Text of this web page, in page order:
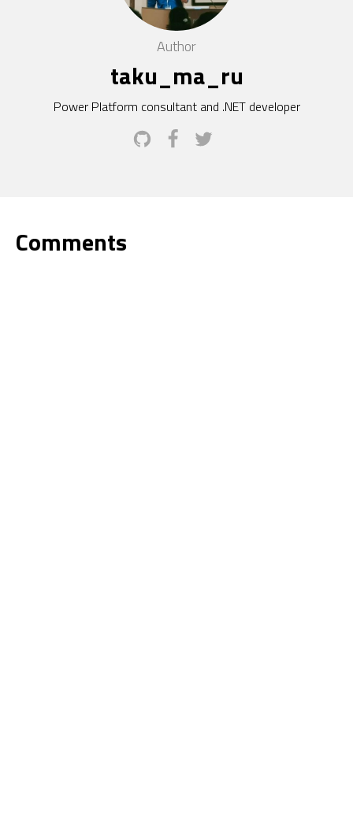
Author
taku_ma_ru
Power Platform consultant and .NET developer
Comments